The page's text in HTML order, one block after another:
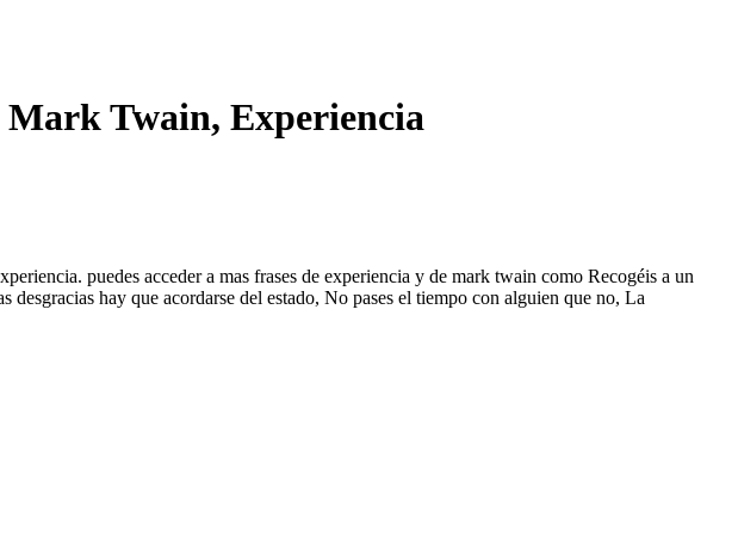
Mark Twain, Experiencia
puedes acceder a mas frases de experiencia y de mark twain como Recogéis a un
hay que acordarse del estado, No pases el tiempo con alguien que no, La